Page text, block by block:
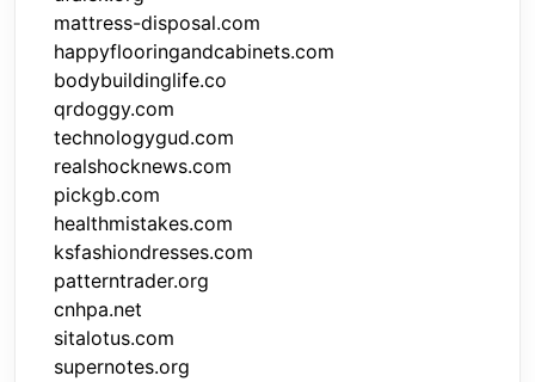
mattress-disposal.com
happyflooringandcabinets.com
bodybuildinglife.co
qrdoggy.com
technologygud.com
realshocknews.com
pickgb.com
healthmistakes.com
ksfashiondresses.com
patterntrader.org
cnhpa.net
sitalotus.com
supernotes.org